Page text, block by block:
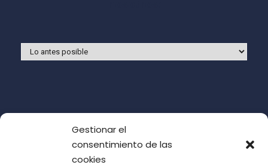
Gestionar el
consentimiento de las
cookies